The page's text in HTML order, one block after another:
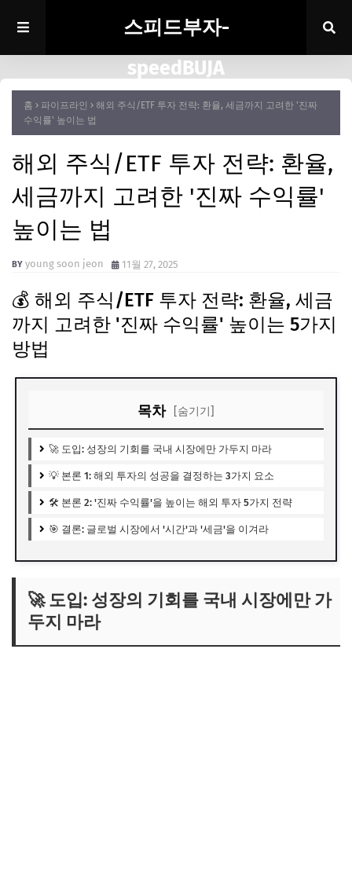
스피드부자-
speedBUJA
홈 파이프라인
해외 주식/ETF 투자 전략: 환율, 세금까지 고려한 '진짜
수익률' 높이는 법
해외 주식/ETF 투자 전략: 환율,
세금까지 고려한 '진짜 수익률'
높이는 법
young soon jeon 11월 27, 2025
💰 해외 주식/ETF 투자 전략: 환율, 세금
까지 고려한 '진짜 수익률' 높이는 5가지
방법
목차 [숨기기]
🚀 도입: 성장의 기회를 국내 시장에만 가두지 마라
💡 본론 1: 해외 투자의 성공을 결정하는 3가지 요소
🛠️ 본론 2: '진짜 수익률'을 높이는 해외 투자 5가지 전략
🎯 결론: 글로벌 시장에서 '시간'과 '세금'을 이겨라
🚀 도입: 성장의 기회를 국내 시장에만 가
두지 마라